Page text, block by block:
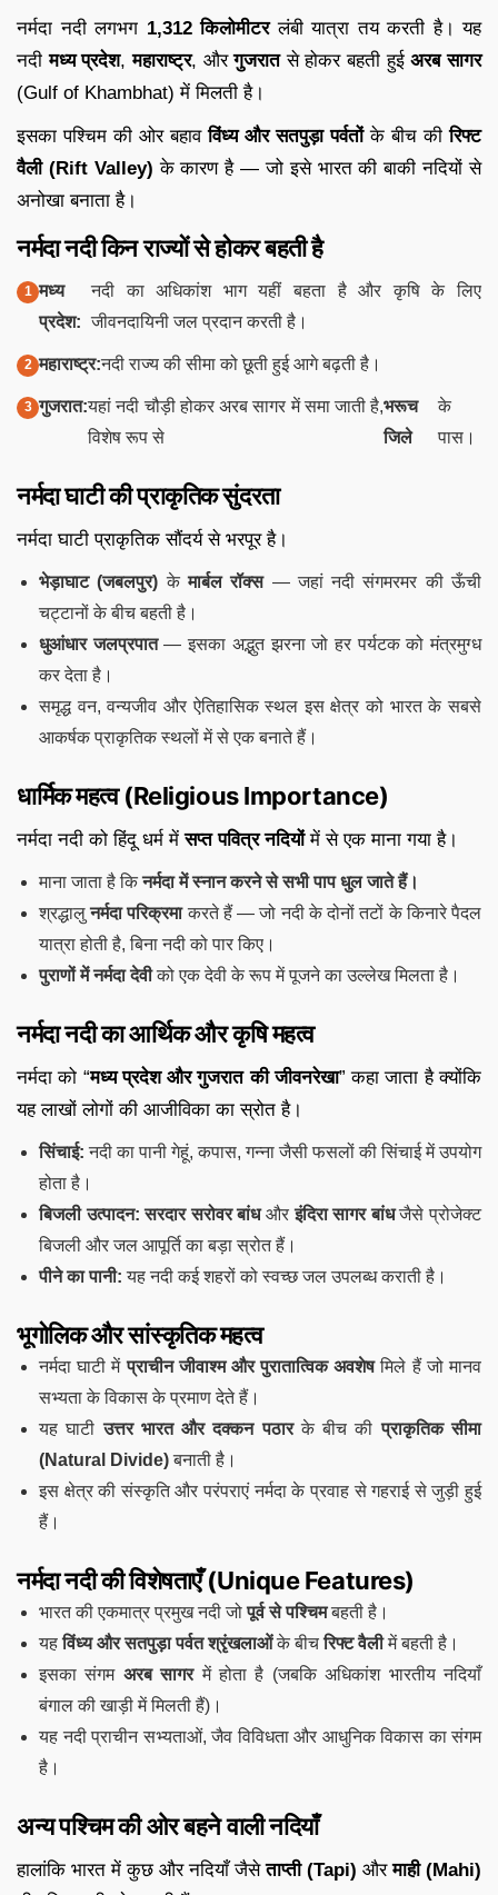
नर्मदा नदी लगभग 1,312 किलोमीटरलंबी यात्रा तय करती है। यह
नदीमध्य प्रदेश,महाराष्ट्र, औरगुजरातसे होकर बहती हुईअरब सागर
(Gulf of Khambhat) में मिलती है।
इसका पश्चिम की ओर बहावविंध्य और सतपुड़ा पर्वतोंके बीच कीरिफ्ट
वैली (Rift Valley) के कारण है — जो इसे भारत की बाकी नदियों से
अनोखा बनाता है।
नर्मदा नदी किन राज्यों से होकर बहती है
मध्य
प्रदेश:
नदी का अधिकांश भाग यहीं बहता है और कृषि के लिए
जीवनदायिनी जल प्रदान करती है।
महाराष्ट्र:नदी राज्य की सीमा को छूती हुई आगे बढ़ती है।
गुजरात:यहां नदी चौड़ी होकर अरब सागर में समा जाती है,
विशेष रूप से
भरूच
जिले
के
पास।
नर्मदा घाटी की प्राकृतिक सुंदरता
नर्मदा घाटी प्राकृतिक सौंदर्य से भरपूर है।
भेड़ाघाट (जबलपुर) केमार्बल रॉक्स— जहां नदी संगमरमर की ऊँची
चट्टानों के बीच बहती है।
धुआंधार जलप्रपात— इसका अद्भुत झरना जो हर पर्यटक को मंत्रमुग्ध
कर देता है।
समृद्ध वन, वन्यजीव और ऐतिहासिक स्थल इस क्षेत्र को भारत के सबसे
आकर्षक प्राकृतिक स्थलों में से एक बनाते हैं।
धार्मिक महत्व (Religious Importance)
नर्मदा नदी को हिंदू धर्म मेंसप्त पवित्र नदियोंमें से एक माना गया है।
माना जाता है किनर्मदा में स्नान करने से सभी पाप धुल जाते हैं।
श्रद्धालुनर्मदा परिक्रमाकरते हैं — जो नदी के दोनों तटों के किनारे पैदल
यात्रा होती है, बिना नदी को पार किए।
पुराणों में नर्मदा देवीको एक देवी के रूप में पूजने का उल्लेख मिलता है।
नर्मदा नदी का आर्थिक और कृषि महत्व
नर्मदा को “मध्य प्रदेश और गुजरात की जीवनरेखा” कहा जाता है क्योंकि
यह लाखों लोगों की आजीविका का स्रोत है।
सिंचाई: नदी का पानी गेहूं, कपास, गन्ना जैसी फसलों की सिंचाई में उपयोग
होता है।
बिजली उत्पादन: सरदार सरोवर बांधऔरइंदिरा सागर बांधजैसे प्रोजेक्ट
बिजली और जल आपूर्ति का बड़ा स्रोत हैं।
पीने का पानी: यह नदी कई शहरों को स्वच्छ जल उपलब्ध कराती है।
भूगोलिक और सांस्कृतिक महत्व
नर्मदा घाटी मेंप्राचीन जीवाश्म और पुरातात्विक अवशेषमिले हैं जो मानव
सभ्यता के विकास के प्रमाण देते हैं।
यह घाटीउत्तर भारत और दक्कन पठारके बीच कीप्राकृतिक सीमा
(Natural Divide)बनाती है।
इस क्षेत्र की संस्कृति और परंपराएं नर्मदा के प्रवाह से गहराई से जुड़ी हुई
हैं।
नर्मदा नदी की विशेषताएँ (Unique Features)
भारत की एकमात्र प्रमुख नदी जोपूर्व से पश्चिमबहती है।
यहविंध्य और सतपुड़ा पर्वत श्रृंखलाओंके बीचरिफ्ट वैलीमें बहती है।
इसका संगम अरब सागरमें होता है (जबकि अधिकांश भारतीय नदियाँ
बंगाल की खाड़ी में मिलती हैं)।
यह नदी प्राचीन सभ्यताओं, जैव विविधता और आधुनिक विकास का संगम
है।
अन्य पश्चिम की ओर बहने वाली नदियाँ
हालांकि भारत में कुछ और नदियाँ जैसेताप्ती (Tapi) औरमाही (Mahi)